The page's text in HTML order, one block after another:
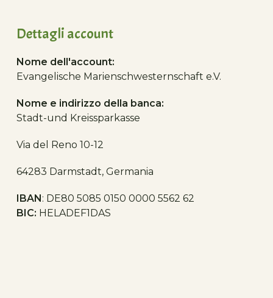
Dettagli account
Nome dell'account:
Evangelische Marienschwesternschaft e.V.
Nome e indirizzo della banca:
Stadt-und Kreissparkasse
Via del Reno 10-12
64283 Darmstadt, Germania
IBAN : DE80 5085 0150 0000 5562 62
BIC: HELADEF1DAS